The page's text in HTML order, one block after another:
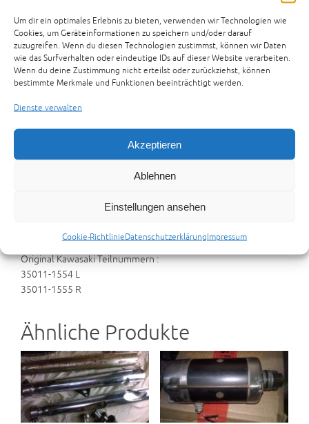
Um dir ein optimales Erlebnis zu bieten, verwenden wir Technologien wie
Cookies, um Geräteinformationen zu speichern und/oder darauf
zuzugreifen. Wenn du diesen Technologien zustimmst, können wir Daten
wie das Surfverhalten oder eindeutige IDs auf dieser Website verarbeiten.
Wenn du deine Zustimmung nicht erteilst oder zurückziehst, können
bestimmte Merkmale und Funktionen beeinträchtigt werden.
Dienste verwalten
Akzeptieren
Ablehnen
Einstellungen ansehen
Cookie-RichtlinieDatenschutzerklärungImpressum
Bremssattel, Hupe, Schalthebel
Zur Anfrage hinzufügen
Kategorien: BASTEL-BIKES,ERSATZTEILE,KAWASAKI BASTEL-
BIKES,KAWASAKI ERSATZTEILE Schlagwort:ZX750J
Beschreibung Rezensionen (0)
Beschreibung
Bremssattel, Hupe, Schalthebel
Original Kawasaki Teilnummern :
35011-1554 L
35011-1555 R
Ähnliche Produkte